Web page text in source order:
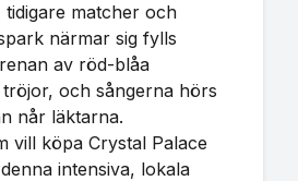
tidigare matcher och
närmar sig fylls
av röd-blåa
och sångerna hörs
når läktarna.
vill köpa Crystal Palace
intensiva, lokala